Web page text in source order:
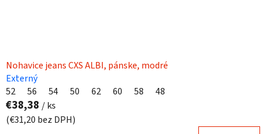
Nohavice jeans CXS ALBI, pánske, modré
Externý
52
56 54 50 62 60 58 48
€38,38 / ks
(€31,20 bez DPH)